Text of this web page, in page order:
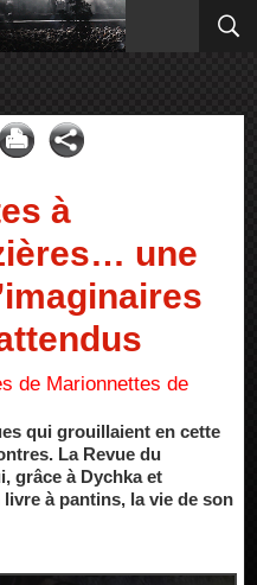
à
une
de Marionnettes de
qui grouillaient en cette
La Revue du
grâce à Dychka et
à pantins, la vie de son